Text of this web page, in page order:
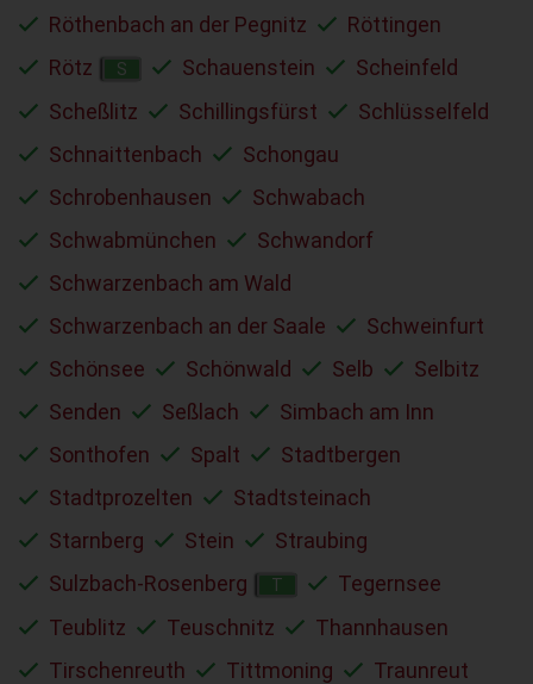
Röthenbach an der Pegnitz
Röttingen
Rötz
S Schauenstein
Scheinfeld
Scheßlitz
Schillingsfürst
Schlüsselfeld
Schnaittenbach
Schongau
Schrobenhausen
Schwabach
Schwabmünchen
Schwandorf
Schwarzenbach am Wald
Schwarzenbach an der Saale
Schweinfurt
Schönsee
Schönwald Selb
Selbitz
Senden
Seßlach
Simbach am Inn
Sonthofen
Spalt
Stadtbergen
Stadtprozelten
Stadtsteinach
Starnberg
Stein
Straubing
Sulzbach-Rosenberg
T
Tegernsee
Teublitz
Teuschnitz
Thannhausen
Tirschenreuth
Tittmoning
Traunreut